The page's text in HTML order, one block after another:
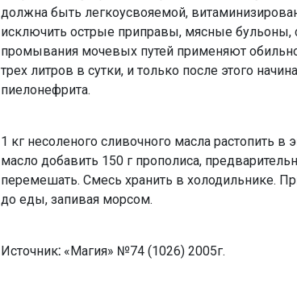
должна быть легкоусвояемой,
исключить острые приправы, мясные бульоны,
промывания мочевых путей применяют
трех литров в сутки, и только после этого
пиелонефрита.
1 кг несоленого сливочного масла растопить
масло добавить 150 г прополиса,
перемешать. Смесь хранить в холодильнике.
до еды, запивая морсом.
Источник: «Магия» №74 (1026) 2005г.